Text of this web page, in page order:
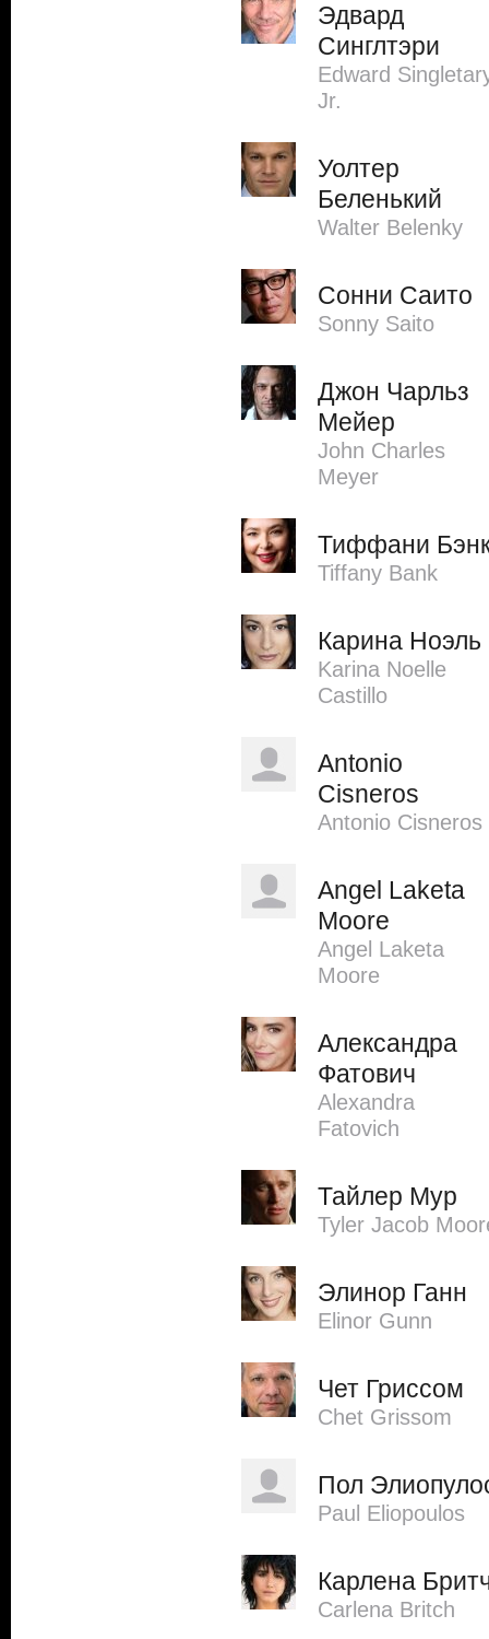
Эдвард
Синглтэри
Edward
Jr.
Уолтер
Беленький
Walter Belenky
Сонни Саито
Sonny Saito
Джон Чарльз
Мейер
John Charles
Meyer
Тиффани
Tiffany Bank
Карина Ноэль
Karina Noelle
Castillo
Antonio
Cisneros
Antonio Cisneros
Angel Laketa
Moore
Angel Laketa
Moore
Александра
Фатович
Alexandra
Fatovich
Тайлер Мур
Tyler Jacob
Элинор Ганн
Elinor Gunn
Чет Гриссом
Chet Grissom
Пол
Paul Eliopoulos
Карлена
Carlena Britch